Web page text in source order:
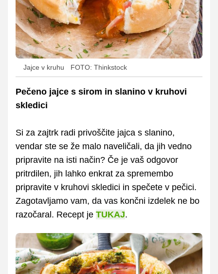
Jajce v kruhu FOTO: Thinkstock
Pečeno jajce s sirom in slanino v kruhovi
skledici
Si za zajtrk radi privoščite jajca s slanino,
vendar ste se že malo naveličali, da jih vedno
pripravite na isti način? Če je vaš odgovor
pritrdilen, jih lahko enkrat za spremembo
pripravite v kruhovi skledici in spečete v pečici.
Zagotavljamo vam, da vas končni izdelek ne bo
razočaral. Recept je TUKAJ.